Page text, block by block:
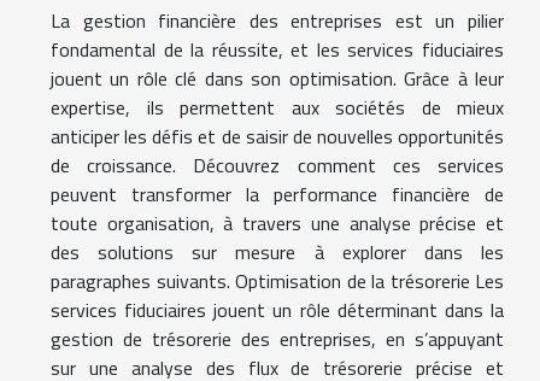
La gestion financière des entreprises est un pilier
fondamental de la réussite, et les services fiduciaires
jouent un rôle clé dans son optimisation. Grâce à leur
expertise, ils permettent aux sociétés de mieux
anticiper les défis et de saisir de nouvelles opportunités
de croissance. Découvrez comment ces services
peuvent transformer la performance financière de
toute organisation, à travers une analyse précise et
des solutions sur mesure à explorer dans les
paragraphes suivants. Optimisation de la trésorerie Les
services fiduciaires jouent un rôle déterminant dans la
gestion de trésorerie des entreprises, en s’appuyant
sur une analyse des flux de trésorerie précise et